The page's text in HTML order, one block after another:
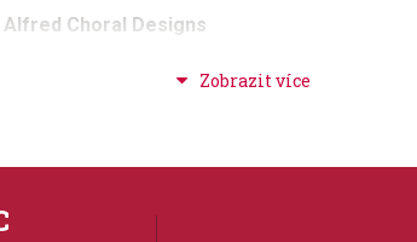
Alfred Choral Designs
Liebergen, Patrick M.
(rozměr): 17 x 27 cm